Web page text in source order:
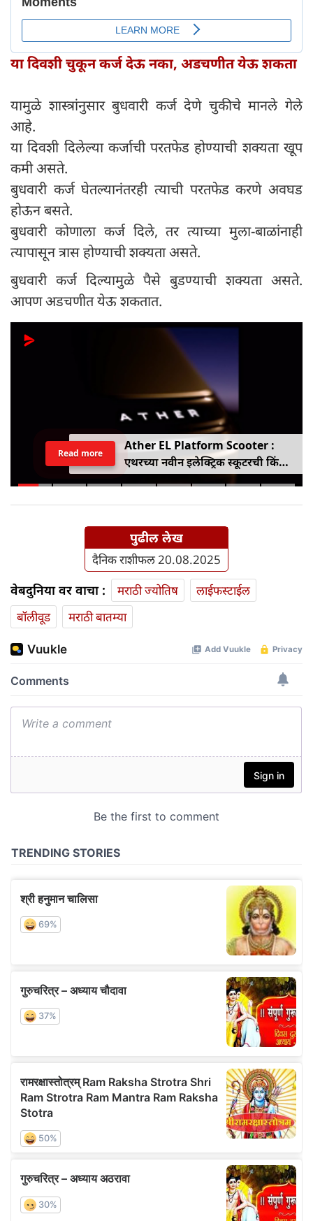
या दिवशी चुकून कर्ज देऊ नका, अडचणीत येऊ शकता
यामुळे शास्त्रांनुसार बुधवारी कर्ज देणे चुकीचे मानले गेले
आहे.
या दिवशी दिलेल्या कर्जाची परतफेड होण्याची शक्यता खूप
कमी असते.
बुधवारी कर्ज घेतल्यानंतरही त्याची परतफेड करणे अवघड
होऊन बसते.
बुधवारी कोणाला कर्ज दिले, तर त्याच्या मुला-बाळांनाही
त्यापासून त्रास होण्याची शक्यता असते.
बुधवारी कर्ज दिल्यामुळे पैसे बुडण्याची शक्यता असते.
आपण अडचणीत येऊ शकतात.
Ather EL Platform Scooter :
एथरच्या नवीन इलेक्ट्रिक स्कूटरची किंमत
जाहीर, जाणून घ्या कोनार्कमध्ये कोणती
Read more
पुढील लेख
दैनिक राशीफल 20.08.2025
वेबदुनिया वर वाचा : मराठी ज्योतिष
लाईफस्टाईल
बॉलीवूड
मराठी बातम्या